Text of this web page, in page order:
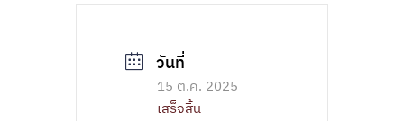
15 ต.ค. 2025
เสร็จสิ้น